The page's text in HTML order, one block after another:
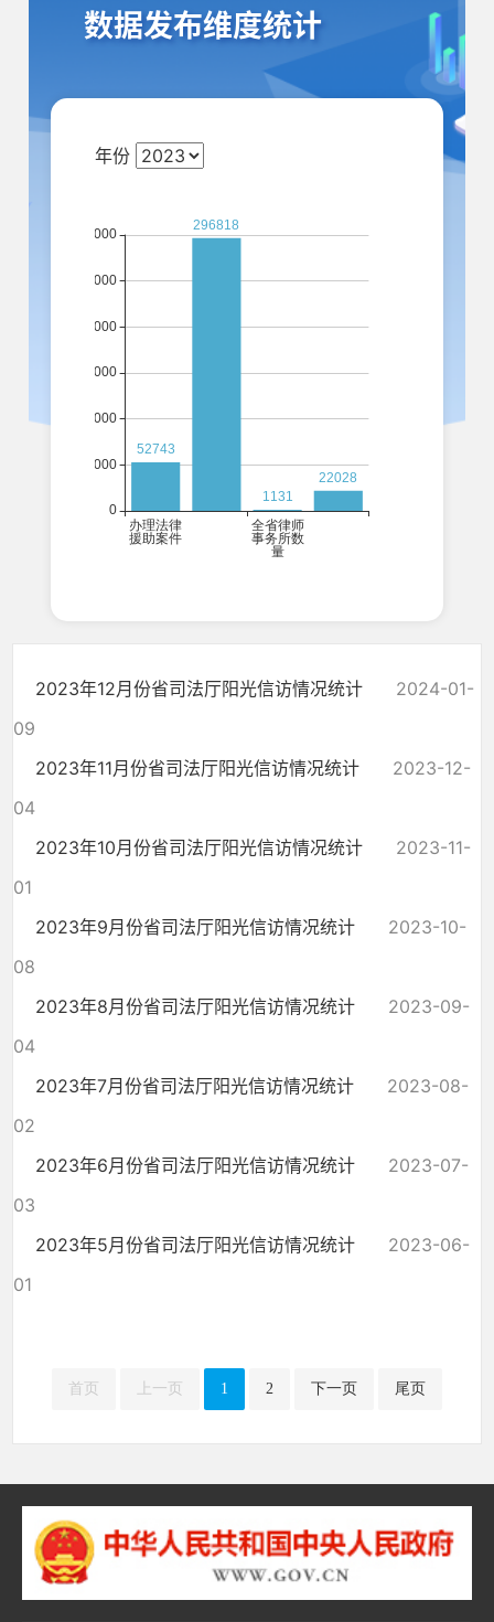
数据发布维度统计
年份
2023年12月份省司法厅阳光信访情况统计
2024-01-
09
2023年11月份省司法厅阳光信访情况统计
2023-12-
04
2023年10月份省司法厅阳光信访情况统计
2023-11-
01
2023年9月份省司法厅阳光信访情况统计
2023-10-
08
2023年8月份省司法厅阳光信访情况统计
2023-09-
04
2023年7月份省司法厅阳光信访情况统计
2023-08-
02
2023年6月份省司法厅阳光信访情况统计
2023-07-
03
2023年5月份省司法厅阳光信访情况统计
2023-06-
01
首页 上一页 1 2 下一页 尾页